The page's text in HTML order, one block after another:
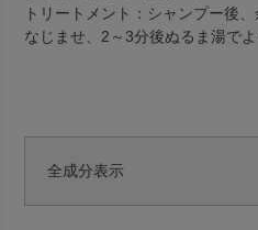
トリートメント：シャンプー後
なじませ、2～3分後ぬるま湯で
全成分表示